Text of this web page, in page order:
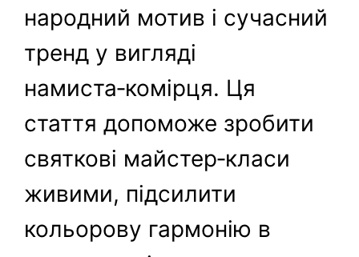
народний мотив і сучасний
тренд у вигляді
намиста‑комірця. Ця
стаття допоможе зробити
святкові майстер‑класи
живими, підсилити
кольорову гармонію в